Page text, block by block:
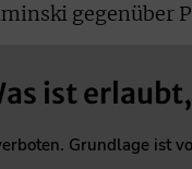
gegenüber
ist
Grundlage ist